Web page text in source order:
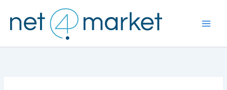
contenuto